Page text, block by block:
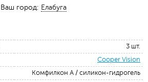
Ваш город: Елабуга
3 шт.
Cooper Vision
Комфилкон А / силикон-гидрогель